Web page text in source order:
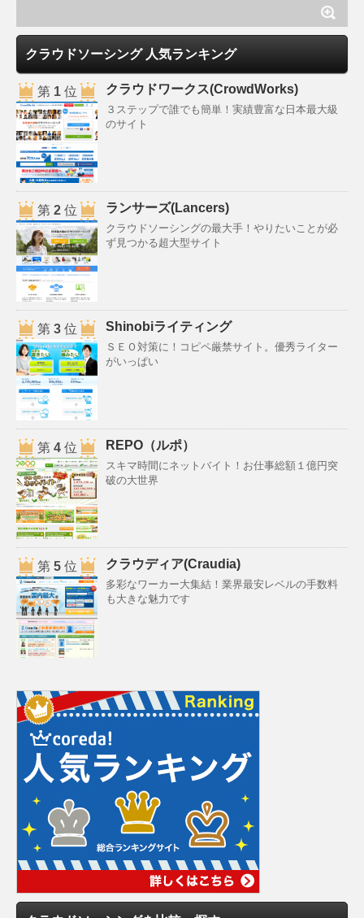
クラウドソーシング 人気ランキング
第 1位 クラウドワークス(CrowdWorks)
３ステップで誰でも簡単！実績豊富な日本最大級
のサイト
第 2位 ランサーズ(Lancers)
クラウドソーシングの最大手！やりたいことが必
ず見つかる超大型サイト
第 3位 Shinobiライティング
ＳＥＯ対策に！コピペ厳禁サイト。優秀ライター
がいっぱい
第 4位 REPO（ルポ）
スキマ時間にネットバイト！お仕事総額１億円突
破の大世界
第 5位 クラウディア(Craudia)
多彩なワーカー大集結！業界最安レベルの手数料
も大きな魅力です